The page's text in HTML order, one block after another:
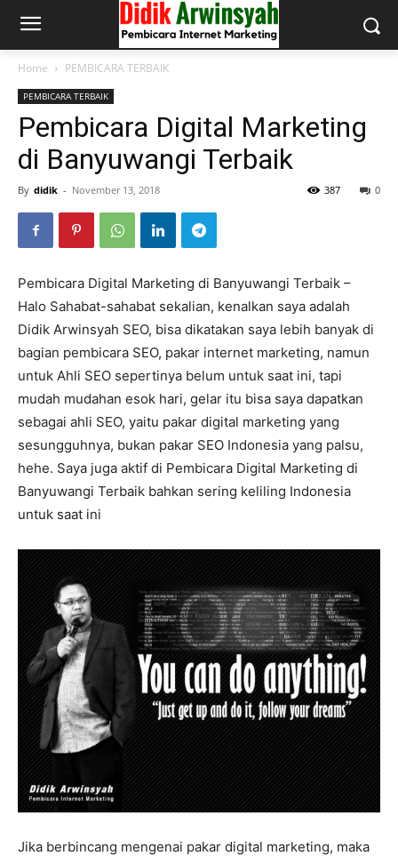
Home PEMBICARA TERBAIK
PEMBICARA TERBAIK
Pembicara Digital Marketing
di Banyuwangi Terbaik
By didik - November 13, 2018 0
387
Pembicara Digital Marketing di Banyuwangi Terbaik –
Halo Sahabat-sahabat sekalian, kenalkan saya adalah
Didik Arwinsyah SEO, bisa dikatakan saya lebih banyak di
bagian pembicara SEO, pakar internet marketing, namun
untuk Ahli SEO sepertinya belum untuk saat ini, tapi
mudah mudahan esok hari, gelar itu bisa saya dapatkan
sebagai ahli SEO, yaitu pakar digital marketing yang
sesungguhnya, bukan pakar SEO Indonesia yang palsu,
hehe. Saya juga aktif di Pembicara Digital Marketing di
Banyuwangi Terbaik bahkan sering keliling Indonesia
untuk saat ini
Jika berbincang mengenai pakar digital marketing, maka